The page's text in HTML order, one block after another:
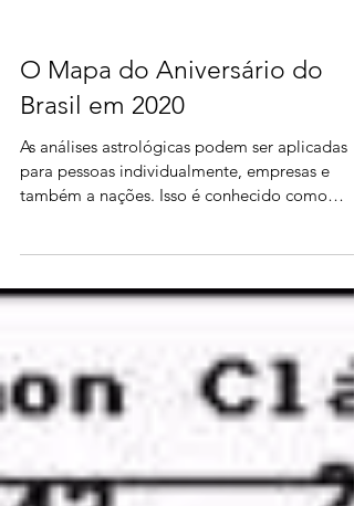
O Mapa do Aniversário do
Brasil em 2020
As análises astrológicas podem ser aplicadas
para pessoas individualmente, empresas e
Astrologia Mund